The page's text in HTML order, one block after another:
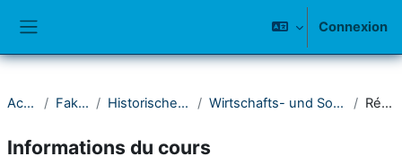
Connexion
Accueil Fakultät I Historisches Seminar Wirtschafts- und Sozialgeschichte Résumé
Informations du cours